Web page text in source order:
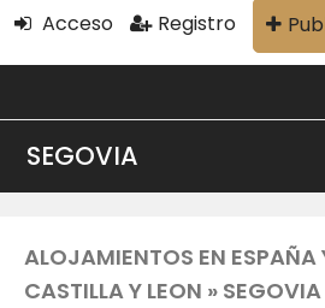
Acceso Registro
SEGOVIA
ALOJAMIENTOS EN ESPAÑA
CASTILLA Y LEON » SEGOVIA